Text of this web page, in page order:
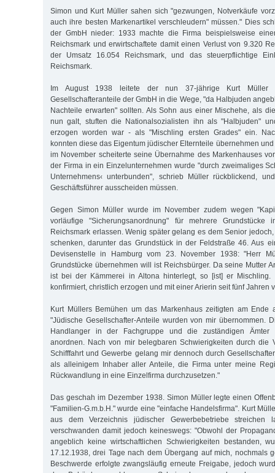
Simon und Kurt Müller sahen sich "gezwungen, Notverkäufe
auch ihre besten Markenartikel verschleudern" müssen." Dies
der GmbH nieder: 1933 machte die Firma beispielsweise
Reichsmark und erwirtschaftete damit einen Verlust von 9.320
der Umsatz 16.054 Reichsmark, und das steuerpflichtige
Reichsmark.
Im August 1938 leitete der nun 37-jährige Kurt Müller
Gesellschafteranteile der GmbH in die Wege, "da Halbjuden
Nachteile erwarten" sollten. Als Sohn aus einer Mischehe, als
nun galt, stuften die Nationalsozialisten ihn als "Halbjuden"
erzogen worden war - als "Mischling ersten Grades" ein.
konnten diese das Eigentum jüdischer Elternteile übernehmen
im November scheiterte seine Übernahme des Markenhauses
der Firma in ein Einzelunternehmen wurde "durch zweimaliges
Unternehmens‹ unterbunden", schrieb Müller rückblickend,
Geschäftsführer ausscheiden müssen.
Gegen Simon Müller wurde im November zudem wegen
vorläufige "Sicherungsanordnung" für mehrere Grundstücke
Reichsmark erlassen. Wenig später gelang es dem Senior
schenken, darunter das Grundstück in der Feldstraße 46. Aus
Devisenstelle in Hamburg vom 23. November 1938: "Herr
Grundstücke übernehmen will ist Reichsbürger. Da seine Mutter
ist bei der Kämmerei in Altona hinterlegt, so [ist] er Mischling.
konfirmiert, christlich erzogen und mit einer Arierin seit fünf Jahren
Kurt Müllers Bemühen um das Markenhaus zeitigten am Ende
"Jüdische Gesellschafter-Anteile wurden von mir übernommen.
Handlanger in der Fachgruppe und die zuständigen Ämter
anordnen. Nach von mir belegbaren Schwierigkeiten durch die
Schifffahrt und Gewerbe gelang mir dennoch durch
als alleinigem Inhaber aller Anteile, die Firma unter meine
Rückwandlung in eine Einzelfirma durchzusetzen."
Das geschah im Dezember 1938. Simon Müller legte einen
"Familien-G.m.b.H." wurde eine "einfache Handelsfirma". Kurt
aus dem Verzeichnis jüdischer Gewerbebetriebe streichen
verschwanden damit jedoch keineswegs: "Obwohl der
angeblich keine wirtschaftlichen Schwierigkeiten bestanden,
17.12.1938, drei Tage nach dem Übergang auf mich, nochmals
Beschwerde erfolgte zwangsläufig erneute Freigabe, jedoch